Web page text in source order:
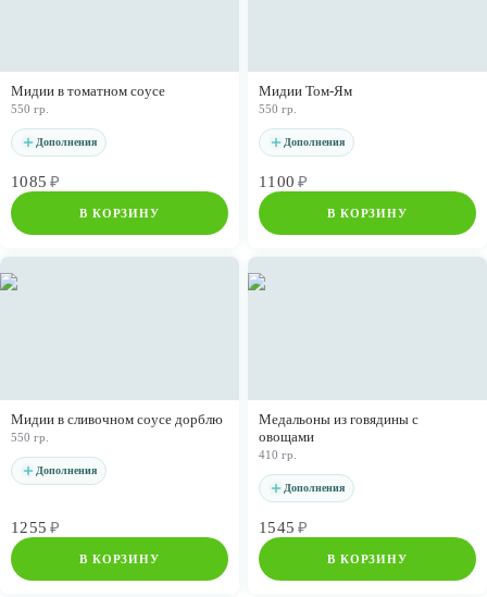
Мидии в томатном соусе
550 гр.
Дополнения
1085 ₽
В КОРЗИНУ
Мидии Том-Ям
550 гр.
Дополнения
1100 ₽
В КОРЗИНУ
Мидии в сливочном соусе дорблю
550 гр.
Дополнения
1255 ₽
В КОРЗИНУ
Медальоны из говядины с
овощами
410 гр.
Дополнения
1545 ₽
В КОРЗИНУ